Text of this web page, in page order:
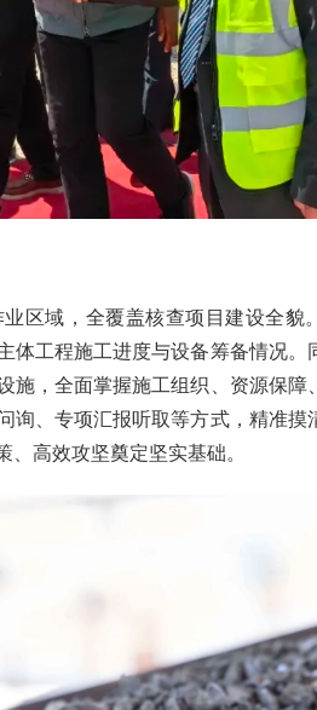
区域，全覆盖核查项目建设全貌
体工程施工进度与设备筹备情况。
施，全面掌握施工组织、资源保障
询、专项汇报听取等方式，精准摸
高效攻坚奠定坚实基础。